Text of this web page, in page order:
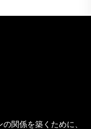
関係を築くために、